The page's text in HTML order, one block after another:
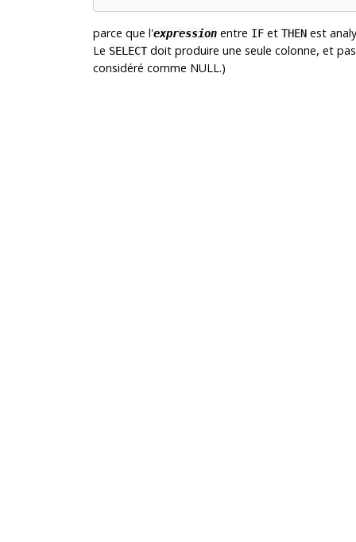
parce que l'expressionentre IFet THENest
Le SELECTdoit produire une seule colonne, et
considéré comme NULL.)